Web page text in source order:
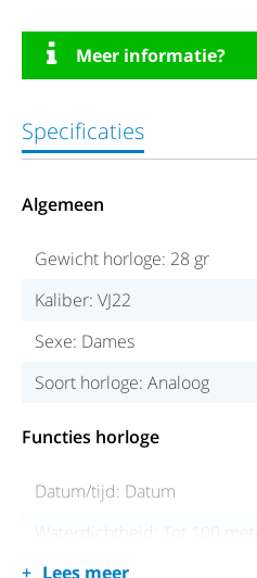
Meer informatie?
Specificaties
Algemeen
Gewicht horloge: 28 gr
Kaliber: VJ22
Sexe: Dames
Soort horloge: Analoog
Functies horloge
Datum/tijd: Datum
Lees meer